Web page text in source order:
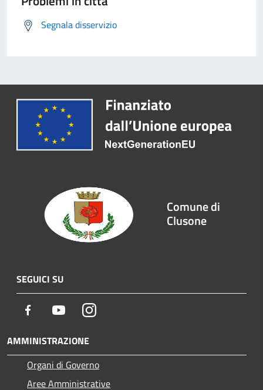
Segnala disservizio
Comune di
Clusone
SEGUICI SU
Facebook YoutubeInstagram
AMMINISTRAZIONE
Organi di Governo
Aree Amministrative